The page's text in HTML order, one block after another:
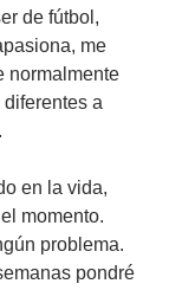
de fútbol,
me
normalmente
diferentes a
en la vida,
momento.
problema.
pondré